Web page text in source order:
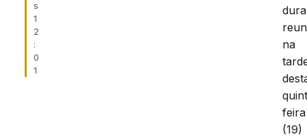
s
1
2
:
0
1
na
feira
(19)